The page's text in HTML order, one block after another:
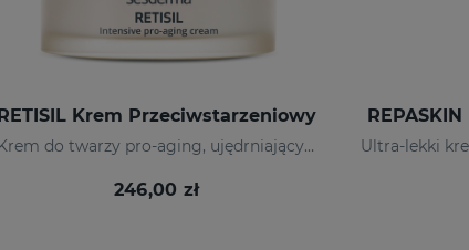
RETISIL Krem Przeciwstarzeniowy Do Twarzy 50
Krem do twarzy pro-aging, ujędrniający i redukujący zmarszczki.
246,00 zł